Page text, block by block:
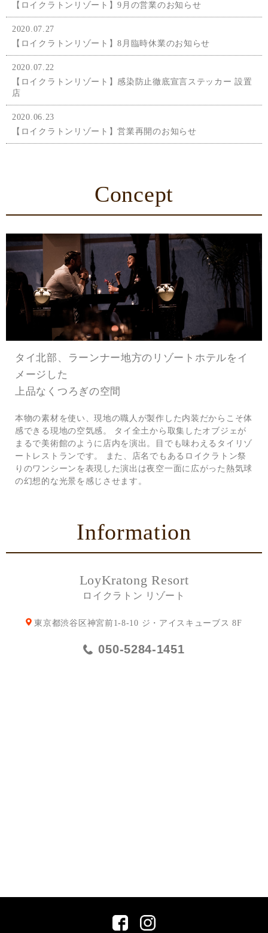
【ロイクラトンリゾート】9月の営業のお知らせ
2020.07.27
【ロイクラトンリゾート】8月臨時休業のお知らせ
2020.07.22
【ロイクラトンリゾート】感染防止徹底宣言ステッカー 設置
店
2020.06.23
【ロイクラトンリゾート】営業再開のお知らせ
Concept
タイ北部、ラーンナー地方のリゾートホテルをイ
メージした
上品なくつろぎの空間
本物の素材を使い、現地の職人が製作した内装だからこそ体
感できる現地の空気感。 タイ全土から取集したオブジェが
まるで美術館のように店内を演出。目でも味わえるタイリゾ
ートレストランです。 また、店名でもあるロイクラトン祭
りのワンシーンを表現した演出は夜空一面に広がった熱気球
の幻想的な光景を感じさせます。
Information
LoyKratong Resort
ロイクラトン リゾート
東京都渋谷区神宮前1-8-10 ジ・アイスキューブス 8F
050-5284-1451